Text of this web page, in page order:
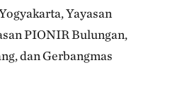
Yayasan
PIONIR Bulungan,
dan Gerbangmas